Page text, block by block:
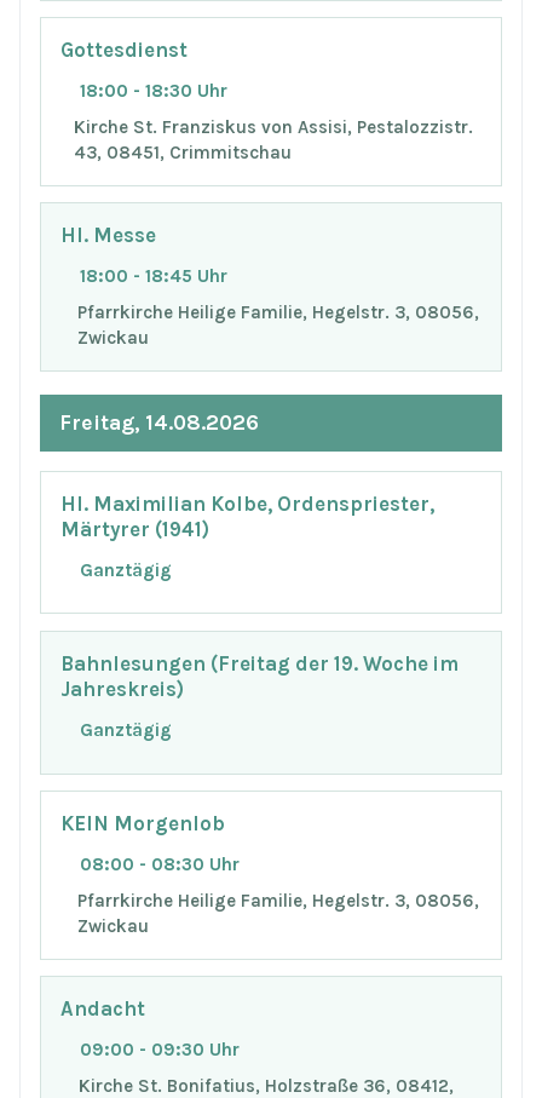
Gottesdienst
18:00 - 18:30 Uhr
Kirche St. Franziskus von Assisi, Pestalozzistr.
43, 08451, Crimmitschau
Hl. Messe
18:00 - 18:45 Uhr
Pfarrkirche Heilige Familie, Hegelstr. 3, 08056,
Zwickau
Freitag, 14.08.2026
Hl. Maximilian Kolbe, Ordenspriester,
Märtyrer (1941)
Ganztägig
Bahnlesungen (Freitag der 19. Woche im
Jahreskreis)
Ganztägig
KEIN Morgenlob
08:00 - 08:30 Uhr
Pfarrkirche Heilige Familie, Hegelstr. 3, 08056,
Zwickau
Andacht
09:00 - 09:30 Uhr
Kirche St. Bonifatius, Holzstraße 36, 08412,